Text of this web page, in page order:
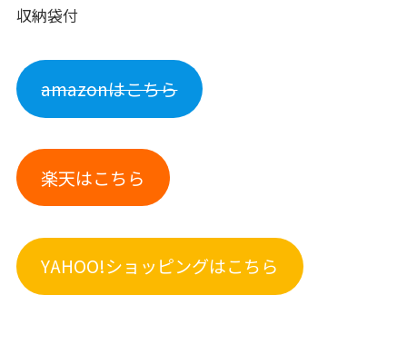
収納袋付
amazonはこちら
楽天はこちら
YAHOO!ショッピングはこちら